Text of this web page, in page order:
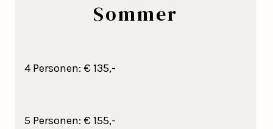
Sommer
4 Personen: € 135,-
5 Personen: € 155,-